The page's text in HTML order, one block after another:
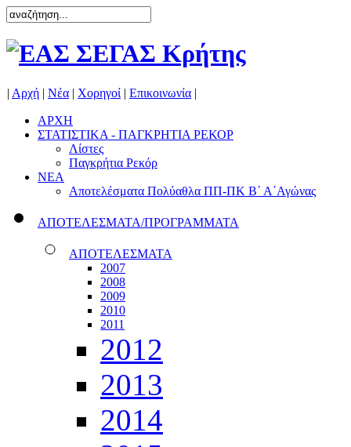
| Αρχή | Νέα | Χορηγοί | Επικοινωνία |
ΑΡΧΗ
ΣΤΑΤΙΣΤΙΚΑ - ΠΑΓΚΡΗΤΙΑ ΡΕΚΟΡ
Λίστες
Παγκρήτια Ρεκόρ
ΝΕΑ
Αποτελέσματα Πολύαθλα ΠΠ-ΠΚ Β΄ Α΄Αγώνας
ΑΠΟΤΕΛΕΣΜΑΤΑ/ΠΡΟΓΡΑΜΜΑΤΑ
ΑΠΟΤΕΛΕΣΜΑΤΑ
2007
2008
2009
2010
2011
2012
2013
2014